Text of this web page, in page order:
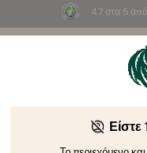
4.7 στα 5 από
3 σπόρους